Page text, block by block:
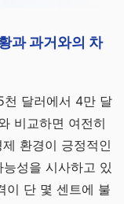
과 과거와의 차
달러에서 4만 달
비교하면 여전히
환경이 긍정적인
성을 시사하고 있
이 단 몇 센트에 불